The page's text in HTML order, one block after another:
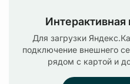
Интерактивная
Для загрузки
подключение внешнего
рядом с картой и